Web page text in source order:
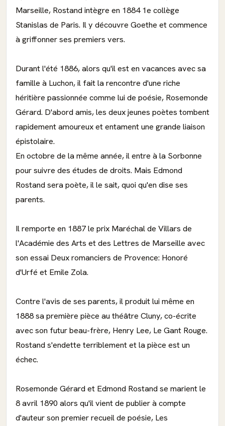
Marseille, Rostand intègre en 1884 1e collège
Stanislas de Paris. Il y découvre Goethe et commence
à griffonner ses premiers vers.
Durant l'été 1886, alors qu'il est en vacances avec sa
famille à Luchon, il fait la rencontre d'une riche
héritière passionnée comme lui de poésie, Rosemonde
Gérard. D'abord amis, les deux jeunes poètes tombent
rapidement amoureux et entament une grande liaison
épistolaire.
En octobre de la même année, il entre à la Sorbonne
pour suivre des études de droits. Mais Edmond
Rostand sera poète, il le sait, quoi qu'en dise ses
parents.
Il remporte en 1887 le prix Maréchal de Villars de
l'Académie des Arts et des Lettres de Marseille avec
son essai Deux romanciers de Provence: Honoré
d'Urfé et Emile Zola.
Contre l'avis de ses parents, il produit lui même en
1888 sa première pièce au théâtre Cluny, co-écrite
avec son futur beau-frère, Henry Lee, Le Gant Rouge.
Rostand s'endette terriblement et la pièce est un
échec.
Rosemonde Gérard et Edmond Rostand se marient le
8 avril 1890 alors qu'il vient de publier à compte
d'auteur son premier recueil de poésie, Les